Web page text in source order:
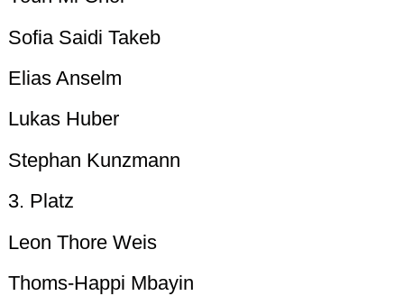
Sofia Saidi Takeb
Elias Anselm
Lukas Huber
Stephan Kunzmann
3. Platz
Leon Thore Weis
Thoms-Happi Mbayin